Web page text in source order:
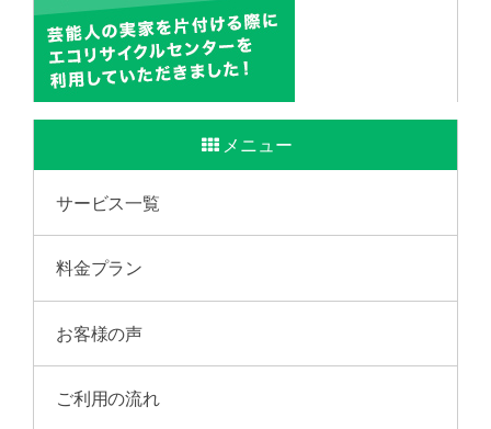
メニュー
サービス一覧
料金プラン
お客様の声
ご利用の流れ